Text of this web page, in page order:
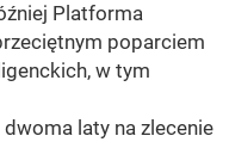
Platforma
poparciem
w tym
laty na zlecenie